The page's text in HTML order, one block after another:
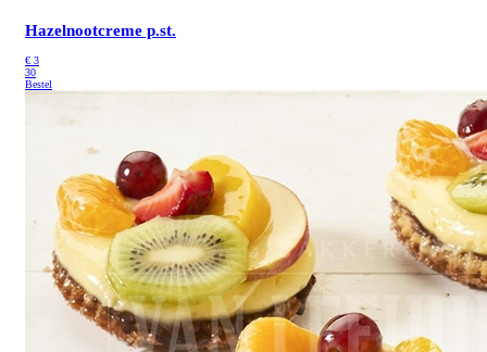
Hazelnootcreme p.st.
€ 3
30
Bestel